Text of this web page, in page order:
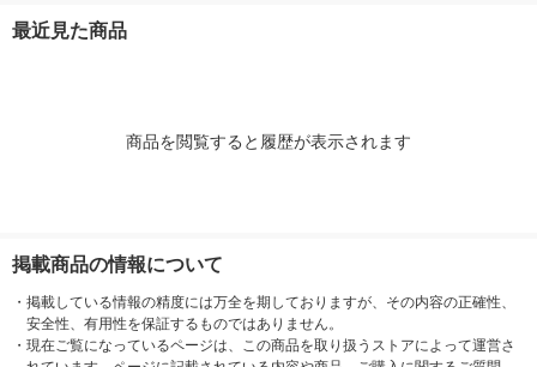
最近見た商品
商品を閲覧すると履歴が表示されます
掲載商品の情報について
・ 掲載している情報の精度には万全を期しておりますが、その内容の正確性、
安全性、有用性を保証するものではありません。
・ 現在ご覧になっているページは、この商品を取り扱うストアによって運営さ